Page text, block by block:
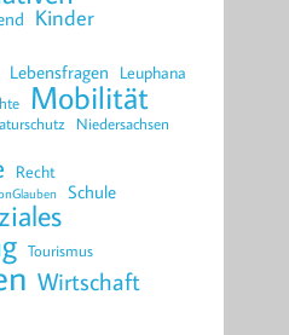
Kinder
Lebensfragen Leuphana
Mobilität
Niedersachsen
Recht
Schule
Tourismus
Wirtschaft